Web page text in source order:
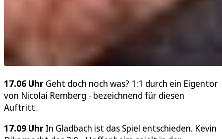
17.06 Uhr Geht doch noch was? 1:1 durch ein Eigentor
von Nicolai Remberg - bezeichnend für diesen
Auftritt.
17.09 Uhr In Gladbach ist das Spiel entschieden. Kevin